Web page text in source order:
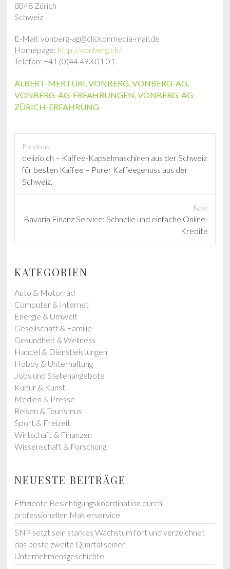
8048 Zürich
Schweiz
E-Mail: vonberg-ag@clickonmedia-mail.de
Homepage: http://vonberg.ch/
Telefon: +41 (0)44 493 01 01
ALBERT-MERTURI,VONBERG,VONBERG-AG,
VONBERG-AG-ERFAHRUNGEN,VONBERG-AG-
ZÜRICH-ERFAHRUNG
Previous
P
r
e
v
o
s
t
delizio.ch – Kaffee-Kapselmaschinen aus der Schweiz
für besten Kaffee – Purer Kaffeegenuss aus der
Schweiz.
Next
N
x
p
o
s
t
:
Bavaria Finanz Service: Schnelle und einfache Online-
Kredite
KATEGORIEN
Auto & Motorrad
Computer & Internet
Energie & Umwelt
Gesellschaft & Familie
Gesundheit & Wellness
Handel & Dienstleistungen
Hobby & Unterhaltung
Jobs und Stellenangebote
Kultur & Kunst
Medien & Presse
Reisen & Tourismus
Sport & Freizeit
Wirtschaft & Finanzen
Wissenschaft & Forschung
NEUESTE BEITRÄGE
Effiziente Besichtigungskoordination durch
professionellen Maklerservice
SNP setzt sein starkes Wachstum fort und verzeichnet
das beste zweite Quartal seiner
Unternehmensgeschichte